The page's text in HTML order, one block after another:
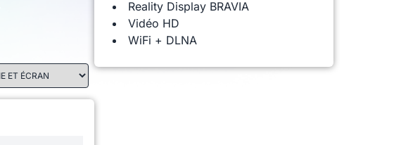
Reality Display BRAVIA
Vidéo HD
WiFi + DLNA